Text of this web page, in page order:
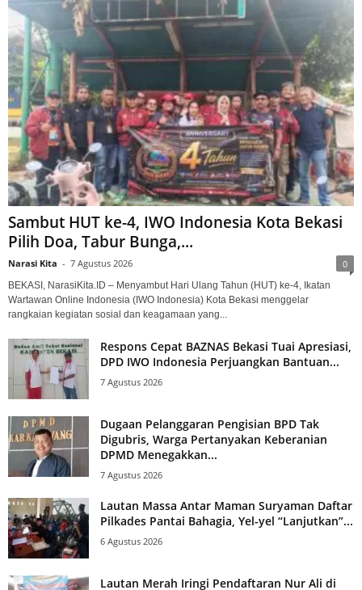
Sambut HUT ke-4, IWO Indonesia Kota Bekasi
Pilih Doa, Tabur Bunga,...
Narasi Kita - 7 Agustus 2026 0
BEKASI, NarasiKita.ID – Menyambut Hari Ulang Tahun (HUT) ke-4, Ikatan
Wartawan Online Indonesia (IWO Indonesia) Kota Bekasi menggelar
rangkaian kegiatan sosial dan keagamaan yang...
Respons Cepat BAZNAS Bekasi Tuai Apresiasi,
DPD IWO Indonesia Perjuangkan Bantuan...
7 Agustus 2026
Dugaan Pelanggaran Pengisian BPD Tak
Digubris, Warga Pertanyakan Keberanian
DPMD Menegakkan...
7 Agustus 2026
Lautan Massa Antar Maman Suryaman Daftar
Pilkades Pantai Bahagia, Yel-yel “Lanjutkan”...
6 Agustus 2026
Lautan Merah Iringi Pendaftaran Nur Ali di